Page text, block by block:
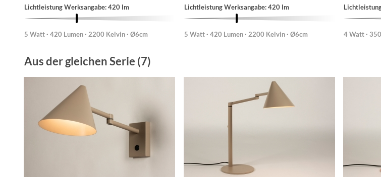
Lichtleistung Werksangabe: 420 lm
5 Watt · 420 Lumen · 2200 Kelvin · Ø6cm
Lichtleistung Werksangabe: 420 lm
5 Watt · 420 Lumen · 2200 Kelvin · Ø6cm 4 Watt ·
Aus der gleichen Serie (7)